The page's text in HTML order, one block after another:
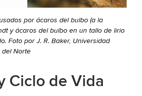
por ácaros del bulbo (a la
y ácaros del bulbo en un tallo de lirio
Foto por J. R. Baker, Universidad
del Norte
Ciclo de Vida